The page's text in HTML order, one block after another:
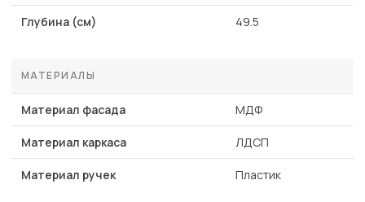
Глубина (см) 49.5
МАТЕРИАЛЫ
Материал фасада МДФ
Материал каркаса ЛДСП
Материал ручек Пластик